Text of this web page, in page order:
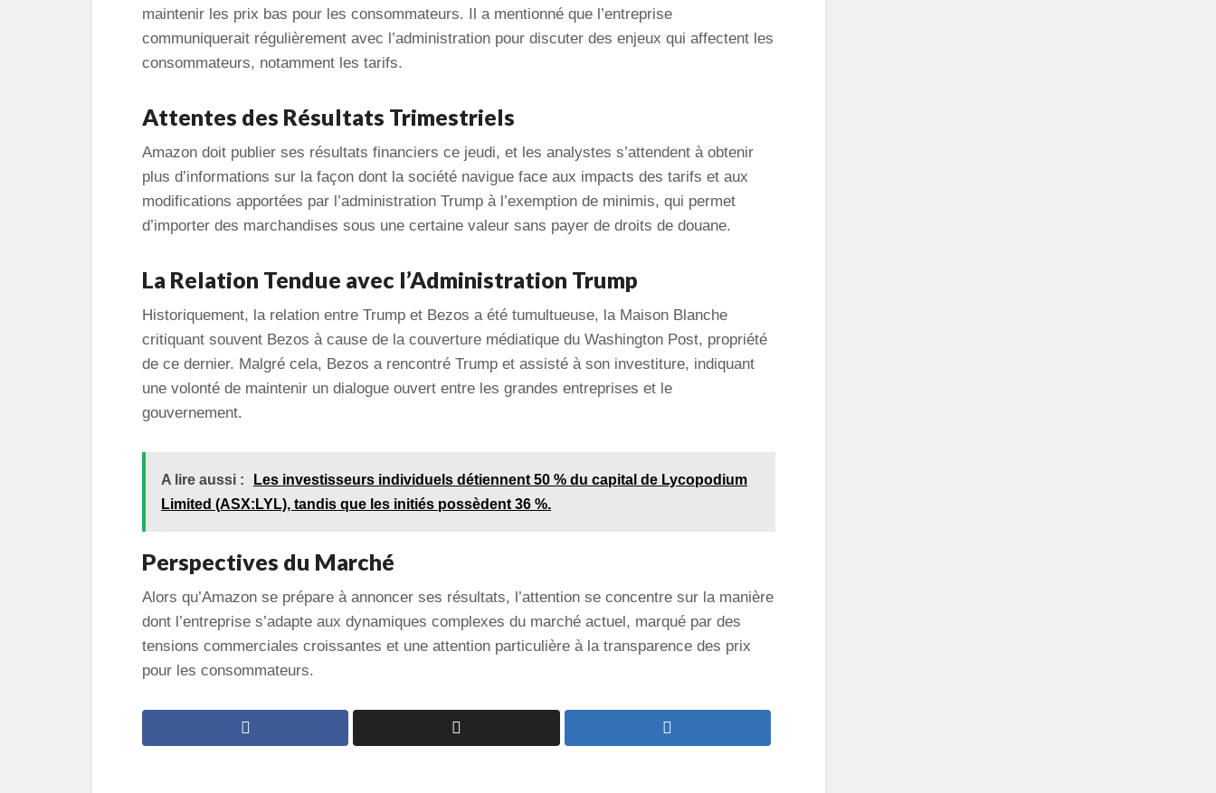
maintenir les prix bas pour les consommateurs. Il a mentionné que l’entreprise
communiquerait régulièrement avec l’administration pour discuter des enjeux qui affectent les
consommateurs, notamment les tarifs.
Attentes des Résultats Trimestriels
Amazon doit publier ses résultats financiers ce jeudi, et les analystes s’attendent à obtenir
plus d’informations sur la façon dont la société navigue face aux impacts des tarifs et aux
modifications apportées par l’administration Trump à l’exemption de minimis, qui permet
d’importer des marchandises sous une certaine valeur sans payer de droits de douane.
La Relation Tendue avec l’Administration Trump
Historiquement, la relation entre Trump et Bezos a été tumultueuse, la Maison Blanche
critiquant souvent Bezos à cause de la couverture médiatique du Washington Post, propriété
de ce dernier. Malgré cela, Bezos a rencontré Trump et assisté à son investiture, indiquant
une volonté de maintenir un dialogue ouvert entre les grandes entreprises et le
gouvernement.
A lire aussi :
Les investisseurs individuels détiennent 50 % du capital de Lycopodium
Limited (ASX:LYL), tandis que les initiés possèdent 36 %.
Perspectives du Marché
Alors qu’Amazon se prépare à annoncer ses résultats, l’attention se concentre sur la manière
dont l’entreprise s’adapte aux dynamiques complexes du marché actuel, marqué par des
tensions commerciales croissantes et une attention particulière à la transparence des prix
pour les consommateurs.